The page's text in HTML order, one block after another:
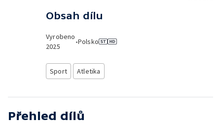
Obsah dílu
Vyrobeno
2025
•Polsko
Sport Atletika
Přehled dílů